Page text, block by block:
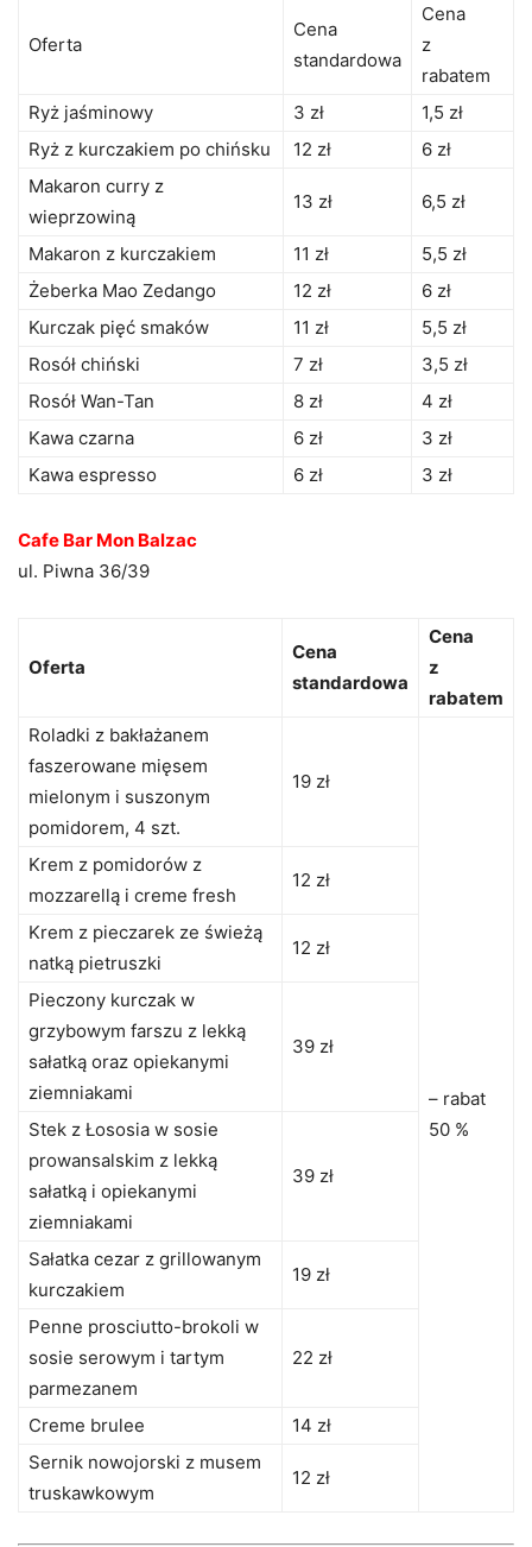
Oferta
Cena
standardowa
Cena
z
rabatem
Ryż jaśminowy
3 zł
1,5 zł
Ryż z kurczakiem po chińsku
12 zł
6 zł
Makaron curry z
wieprzowiną
13 zł 6,5 zł
Makaron z kurczakiem 11 zł
5,5 zł
Żeberka Mao Zedango
12 zł
6 zł
Kurczak pięć smaków
11 zł
5,5 zł
Rosół chiński
7 zł
3,5 zł
Rosół Wan-Tan
8 zł
4 zł
Kawa czarna
6 zł
3 zł
Kawa espresso
6 zł 3 zł
Cafe Bar Mon Balzac
ul. Piwna 36/39
Oferta
Cena
standardowa
Cena
z
rabatem
Roladki z bakłażanem
faszerowane mięsem
mielonym i suszonym
pomidorem, 4 szt.
19 zł
– rabat
50 %
Krem z pomidorów z
mozzarellą i creme fresh
12 zł
Krem z pieczarek ze świeżą
natką pietruszki
12 zł
Pieczony kurczak w
grzybowym farszu z lekką
sałatką oraz opiekanymi
ziemniakami
39 zł
Stek z Łososia w sosie
prowansalskim z lekką
sałatką i opiekanymi
ziemniakami
39 zł
Sałatka cezar z grillowanym
kurczakiem
19 zł
Penne prosciutto-brokoli w
sosie serowym i tartym
parmezanem
22 zł
Creme brulee
14 zł
Sernik nowojorski z musem
truskawkowym
12 zł